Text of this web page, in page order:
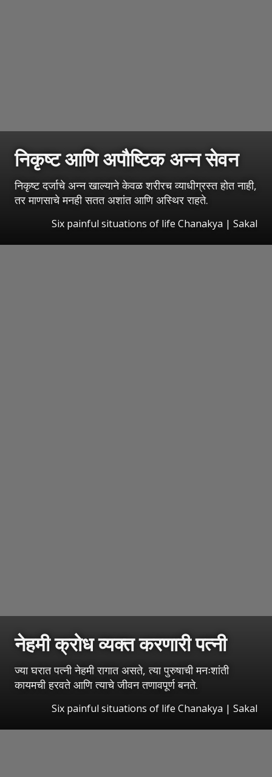
निकृष्ट आणि अपौष्टिक अन्न सेवन
निकृष्ट दर्जाचे अन्न खाल्याने केवळ शरीरच व्याधीग्रस्त होत नाही,
तर माणसाचे मनही सतत अशांत आणि अस्थिर राहते.
Six painful situations of life Chanakya | Sakal
नेहमी क्रोध व्यक्त करणारी पत्नी
ज्या घरात पत्नी नेहमी रागात असते, त्या पुरुषाची मनःशांती
कायमची हरवते आणि त्याचे जीवन तणावपूर्ण बनते.
Six painful situations of life Chanakya | Sakal